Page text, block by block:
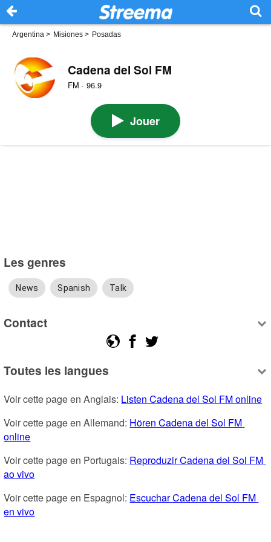
Argentina > Misiones > Posadas
Cadena del Sol FM
FM · 96.9
Jouer
Les genres
News Spanish Talk
Contact
Toutes les langues
Voir cette page en Anglais: Listen Cadena del Sol FM online
Voir cette page en Allemand: Hören Cadena del Sol FM
online
Voir cette page en Portugais: Reproduzir Cadena del Sol FM
ao vivo
Voir cette page en Espagnol: Escuchar Cadena del Sol FM
en vivo